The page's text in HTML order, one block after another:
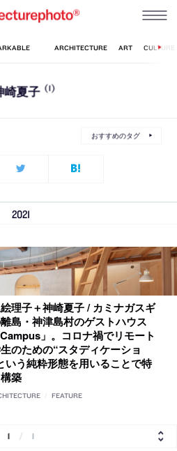
崎夏子 (1)
おすすめのタグ
2021
理子＋神崎夏子 / カミナガスギ
島・神津島村のゲストハウス
」。コロナ禍でリモート
のための“スタディケーショ
いう純粋形態を用いることで特
築
FEATURE
1 1